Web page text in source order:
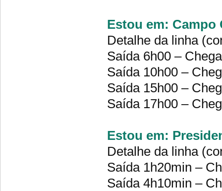
Estou em: Campo
Detalhe da linha
Saída 6h00 –
Saída 10h00 –
Saída 15h00 –
Saída 17h00 –
Estou em:
Detalhe da linha
Saída 1h20min –
Saída 4h10min –